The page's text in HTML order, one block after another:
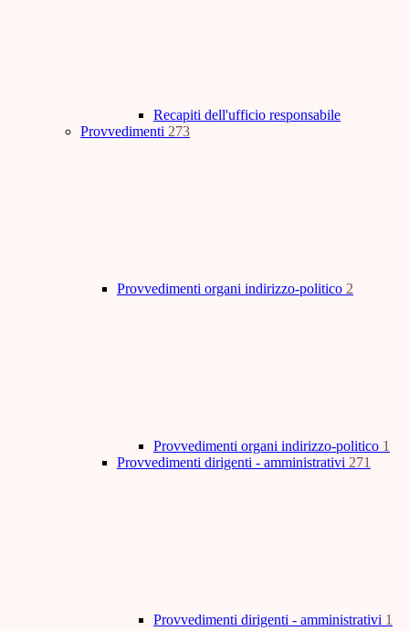
Recapiti dell'ufficio responsabile
Provvedimenti 273
Provvedimenti organi indirizzo-politico 2
Provvedimenti organi indirizzo-politico 1
Provvedimenti dirigenti - amministrativi 271
Provvedimenti dirigenti - amministrativi 1